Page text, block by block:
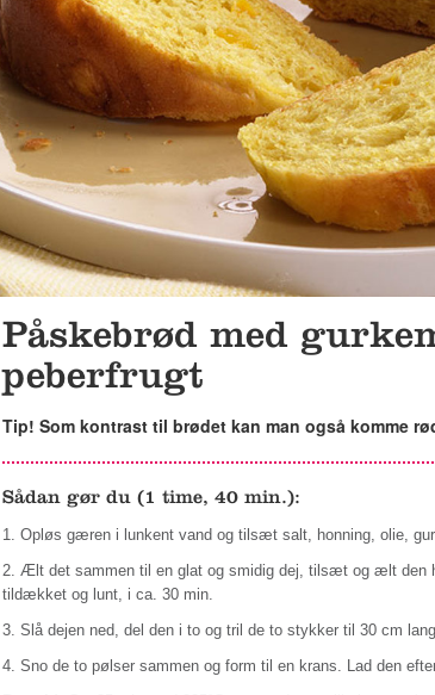
Påskebrød med
peberfrugt
Tip! Som kontrast til brødet kan man også komme
Sådan gør du (1 time, 40 min.):
1. Opløs gæren i lunkent vand og tilsæt salt, honning, olie,
2. Ælt det sammen til en glat og smidig dej, tilsæt og ælt den
tildækket og lunt, i ca. 30 min.
3. Slå dejen ned, del den i to og tril de to stykker til 30 cm
4. Sno de to pølser sammen og form til en krans. Lad den